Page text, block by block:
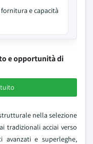
e capacità
e opportunità di
nella selezione
tradizionali acciai verso
e superleghe,